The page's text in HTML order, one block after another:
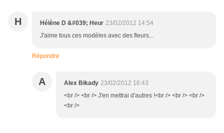
H Hélène D &#039; Heur 23/02/2012 14:54
J'aime tous ces modèles avec des fleurs...
Répondre
A Alex Bikady 23/02/2012 16:43
<br /> <br /> J'en mettrai d'autres !<br /> <br /> <br />
<br />